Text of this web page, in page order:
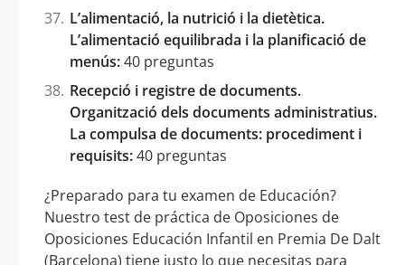
L’alimentació, la nutrició i la dietètica.
L’alimentació equilibrada i la planificació de
menús:40 preguntas
Recepció i registre de documents.
Organització dels documents administratius.
La compulsa de documents: procediment i
requisits:40 preguntas
¿Preparado para tu examen de Educación?
Nuestro test de práctica de Oposiciones de
Oposiciones Educación Infantil en Premia De Dalt
(Barcelona) tiene justo lo que necesitas para